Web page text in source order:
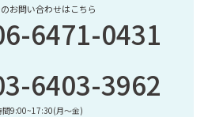
お問い合わせはこちら
6471-0431
6403-3962
間9:00~17:30(月〜金)